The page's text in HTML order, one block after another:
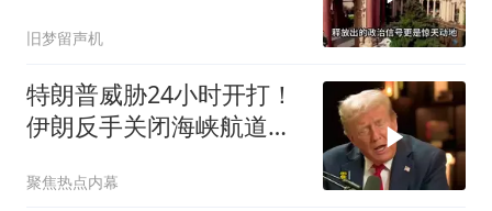
旧梦留声机
特朗普威胁24小时开打！
伊朗反手关闭海峡航道，
聚焦热点内幕